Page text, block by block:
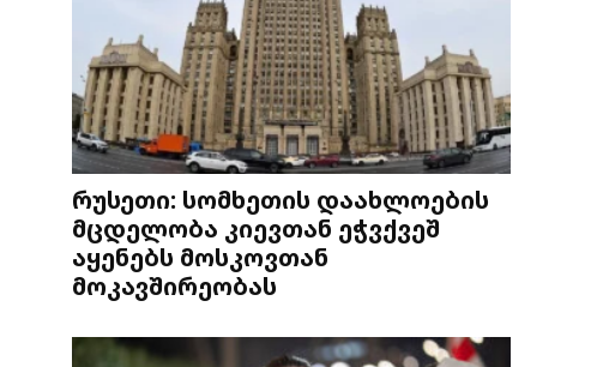
რუსეთი: სომხეთის დაახლოების
მცდელობა კიევთან ეჭვქვეშ
აყენებს მოსკოვთან
მოკავშირეობას